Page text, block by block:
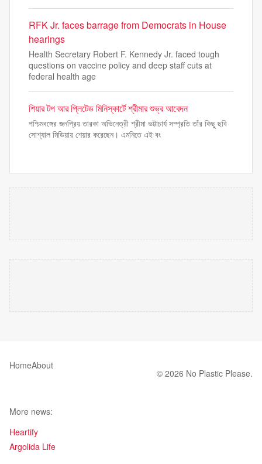
RFK Jr. faces barrage from Democrats in House
hearings
Health Secretary Robert F. Kennedy Jr. faced tough
questions on vaccine policy and deep staff cuts at
federal health age
শিয়ার টপ আর প্লিটেড মিনিস্কার্টে শ্রীমার শুভ্র আবেদন
পশ্চিমবঙ্গের জনপ্রিয় তারকা অভিনেত্রী শ্রীমা ভট্টাচার্য সম্প্রতি তাঁর কিছু ছবি
সোশ্যাল মিডিয়ায় শেয়ার করেছেন। এমনিতে এই বং
HomeAbout
© 2026 No Plastic Please.
More news:
Heartify
Argolida Life